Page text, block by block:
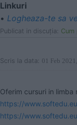
Linkuri
• Logheaza-te sa
Publicat in discuţia:
Scris la data: 01 Feb
https://
https://